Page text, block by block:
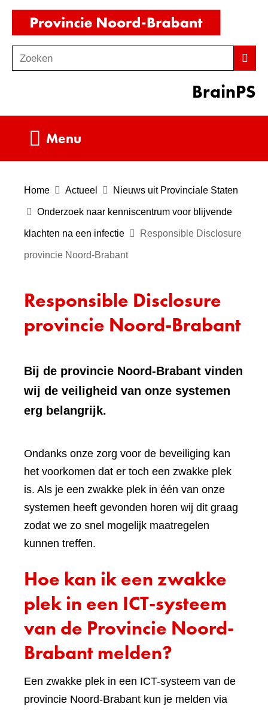
Ga
de
inhoud
o
Zoeken
BrainPS
Menu
Home Actueel Nieuws uit Provinciale Staten
Onderzoek naar kenniscentrum voor blijvende
klachten na een infectie Responsible Disclosure
provincie Noord-Brabant
Responsible Disclosure
provincie Noord-Brabant
Bij de provincie Noord-Brabant vinden
wij de veiligheid van onze systemen
erg belangrijk.
Ondanks onze zorg voor de beveiliging kan
het voorkomen dat er toch een zwakke plek
is. Als je een zwakke plek in één van onze
systemen heeft gevonden horen wij dit graag
zodat we zo snel mogelijk maatregelen
kunnen treffen.
Hoe kan ik een zwakke
plek in een ICT-systeem
van de Provincie Noord-
Brabant melden?
Een zwakke plek in een ICT-systeem van de
provincie Noord-Brabant kun je melden via